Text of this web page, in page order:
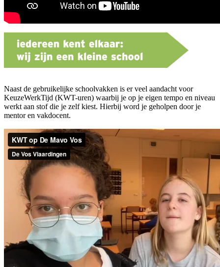
Naast de gebruikelijke schoolvakken is er veel aandacht voor
KeuzeWerkTijd (KWT-uren) waarbij je op je eigen tempo en niveau
werkt aan stof die je zelf kiest. Hierbij word je geholpen door je
mentor en vakdocent.